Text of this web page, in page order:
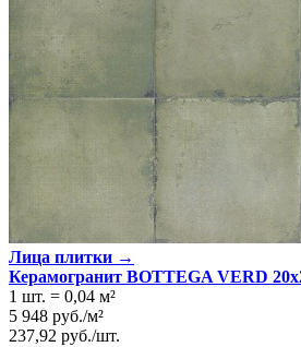
Лица плитки →
Керамогранит BOTTEGA VERD
1 шт. = 0,04 м²
5 948 руб./м²
237,92 руб./шт.